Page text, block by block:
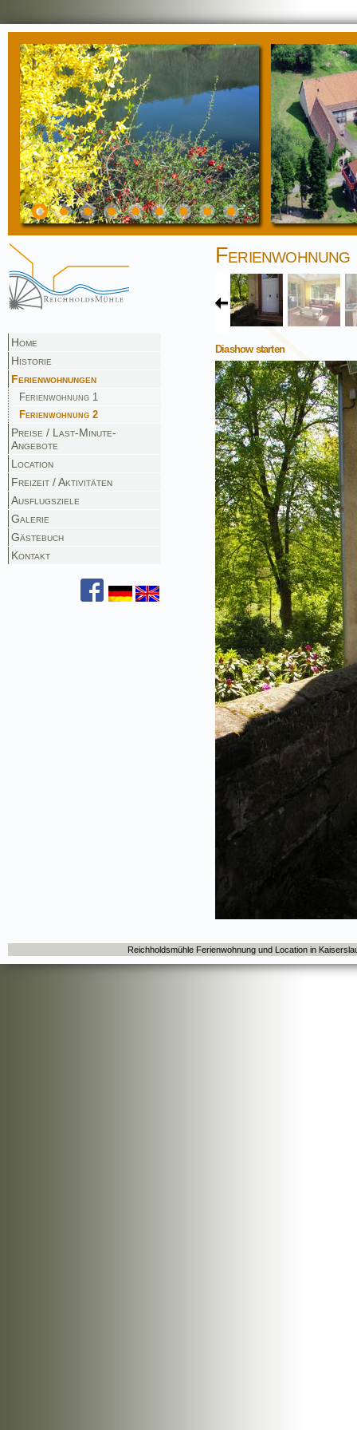
Home
Historie
Ferienwohnungen
Ferienwohnung 1
Ferienwohnung 2
Preise / Last-Minute-
Angebote
Location
Freizeit / Aktivitäten
Ausflugsziele
Galerie
Gästebuch
Kontakt
Ferienwohnung
Diashow starten
Reichholdsmühle Ferienwohnung und Location in